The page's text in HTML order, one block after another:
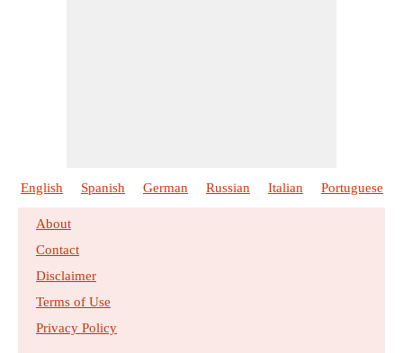
English Spanish German Russian Italian Portuguese
About
Contact
Disclaimer
Terms of Use
Privacy Policy